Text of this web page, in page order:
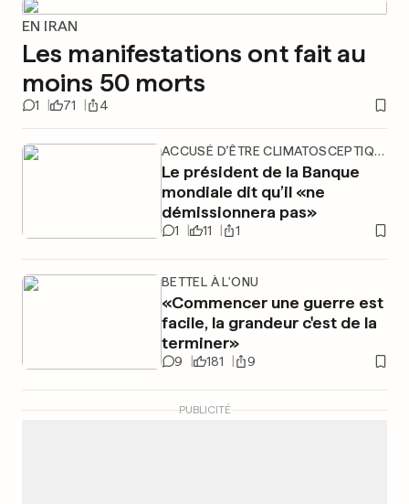
EN IRAN
Les manifestations ont fait au
moins 50 morts
1 71 4
ACCUSÉ D’ÊTRE CLIMATOSCEPTIQUE
Le président de la Banque
mondiale dit qu’il «ne
démissionnera pas»
1 11 1
BETTEL À L'ONU
«Commencer une guerre est
facile, la grandeur c'est de la
terminer»
9 181 9
PUBLICITÉ